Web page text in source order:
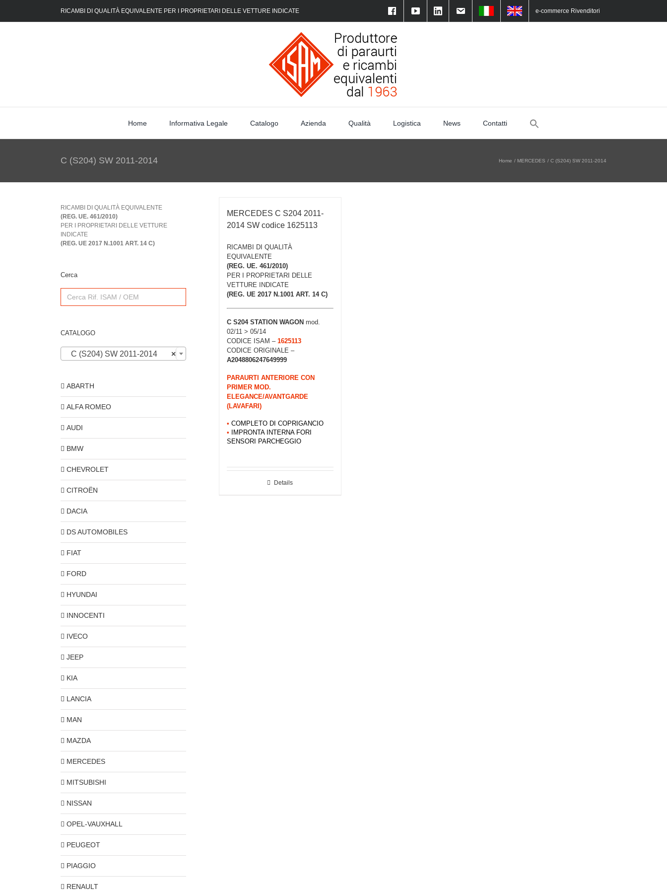
RICAMBI DI QUALITÀ EQUIVALENTE PER I PROPRIETARI DELLE VETTURE INDICATE e-commerce Rivenditori
Home Informativa Legale Catalogo Azienda Qualità Logistica News Contatti
C (S204) SW 2011-2014 Home MERCEDES C (S204) SW 2011-2014
MERCEDES C S204 2011-
2014 SW codice 1625113
RICAMBI DI QUALITÀ
EQUIVALENTE
(REG. UE. 461/2010)
PER I PROPRIETARI DELLE
VETTURE INDICATE
(REG. UE 2017 N.1001 ART. 14 C)
C S204 STATION WAGON mod.
02/11 > 05/14
CODICE ISAM – 1625113
CODICE ORIGINALE –
A2048806247649999
PARAURTI ANTERIORE CON
PRIMER MOD.
ELEGANCE/AVANTGARDE
(LAVAFARI)
• COMPLETO DI COPRIGANCIO
•
IMPRONTA INTERNA FORI
SENSORI PARCHEGGIO
Details
RICAMBI DI QUALITÀ EQUIVALENTE
(REG. UE. 461/2010)
PER I PROPRIETARI DELLE VETTURE
INDICATE
(REG. UE 2017 N.1001 ART. 14 C)
Cerca
Search
for:
CATALOGO
×
C (S204) SW 2011-2014
ABARTH
ALFA ROMEO
AUDI
BMW
CHEVROLET
CITROËN
DACIA
DS AUTOMOBILES
FIAT
FORD
HYUNDAI
INNOCENTI
IVECO
JEEP
KIA
LANCIA
MAN
MAZDA
MERCEDES
MITSUBISHI
NISSAN
OPEL-VAUXHALL
PEUGEOT
PIAGGIO
RENAULT